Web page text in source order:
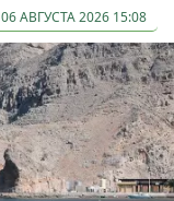
06 АВГУСТА 2026 15:08